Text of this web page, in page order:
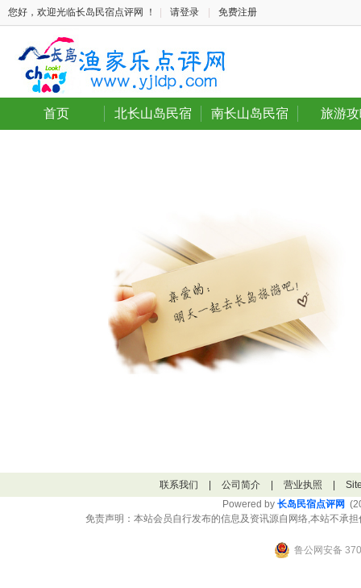
您好，欢迎光临长岛民宿点评网 ！ 请登录 免费注册
首页 北长山岛民宿 南长山岛民宿 旅游
联系我们 公司简介 营业执照
Powered by 长岛民宿点评网
免责声明：本站会员自行发布的信息及资讯源自网络,本站不承
鲁公网安备